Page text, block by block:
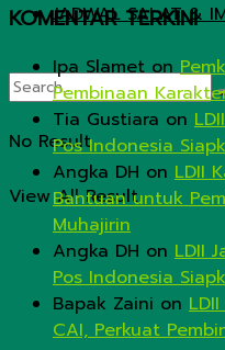
JADWAL SALAT &
No Result
View All Result
KOMENTAR TERKINI
Ipa Slameton
Pembinaan
Tia Gustiara on
Pos Indonesia
Angka DH on LDII
Bantuan untuk
Muhajirin
Angka DH on LDII
Pos Indonesia
Bapak Zaini on
CAI, Perkuat